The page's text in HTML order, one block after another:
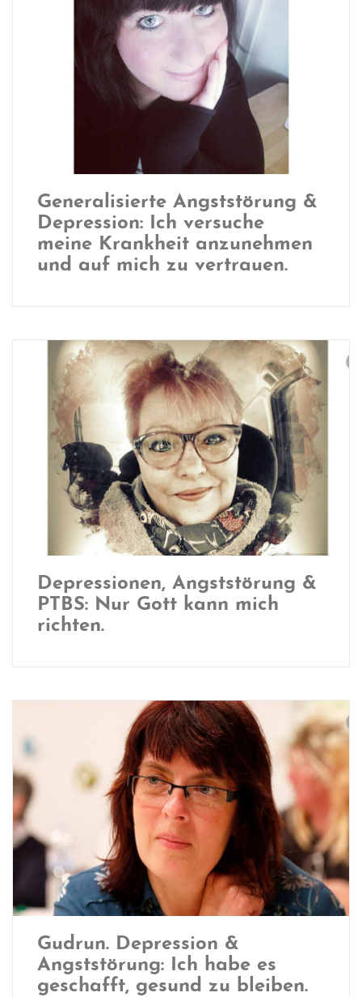
Generalisierte Angststörung &
Depression: Ich versuche
meine Krankheit anzunehmen
und auf mich zu vertrauen.
Depressionen, Angststörung &
PTBS: Nur Gott kann mich
richten.
Gudrun. Depression &
Angststörung: Ich habe es
geschafft, gesund zu bleiben.